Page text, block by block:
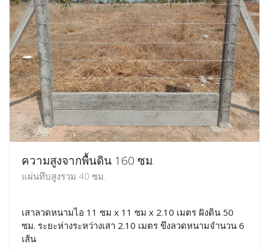
ความสูงจากพื้นดิน 160 ซม.
แผ่นทึบสูงรวม 40 ซม.
เสาลวดหนามไอ 11 ซม x 11 ซม x 2.10 เมตร ฝังดิน 50
ซม. ระยะห่างระหว่างเสา 2.10 เมตร ขึงลวดหนามจำนวน 6
เส้น